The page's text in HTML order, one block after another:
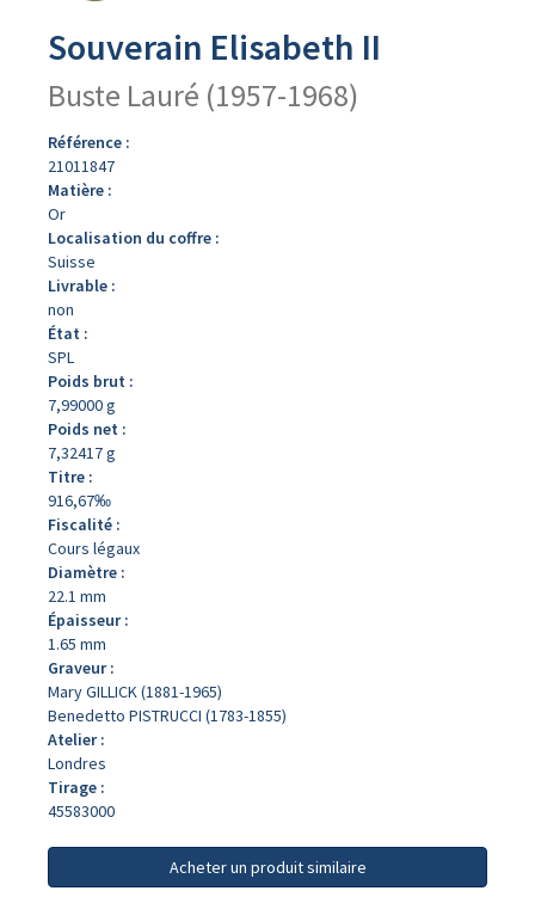
Souverain Elisabeth II
Buste Lauré (1957-1968)
Référence :
21011847
Matière :
Or
Localisation du coffre :
Suisse
Livrable :
non
État :
SPL
Poids brut :
7,99000 g
Poids net :
7,32417 g
Titre :
916,67‰
Fiscalité :
Cours légaux
Diamètre :
22.1 mm
Épaisseur :
1.65 mm
Graveur :
Mary GILLICK (1881-1965)
Benedetto PISTRUCCI (1783-1855)
Atelier :
Londres
Tirage :
45583000
Acheter un produit similaire